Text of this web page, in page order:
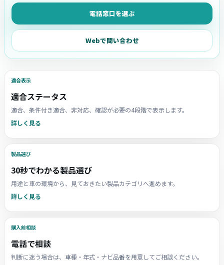
電話窓口を選ぶ
Webで問い合わせ
適合表示
適合ステータス
適合、条件付き適合、非対応、確認が必要の4段階で表示します。
詳しく見る
製品選び
30秒でわかる製品選び
用途と車の環境から、見ておきたい製品カテゴリへ進めます。
詳しく見る
購入前相談
電話で相談
判断に迷う場合は、車種・年式・ナビ品番を用意してご相談ください。